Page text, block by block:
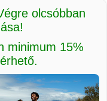
olcsóbban
minimum 15%